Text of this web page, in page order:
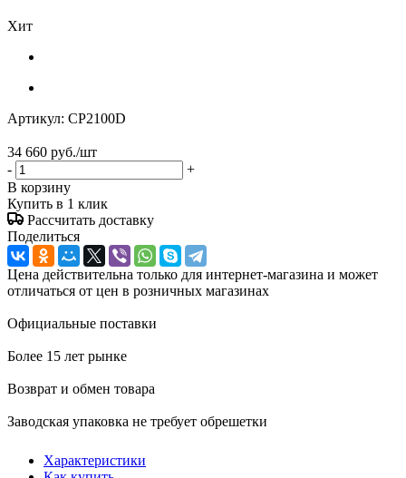
Хит
Артикул: CP2100D
34 660 руб./шт
-
+
В корзину
Купить в 1 клик
Рассчитать доставку
Поделиться
Цена действительна только для интернет-магазина и может
отличаться от цен в розничных магазинах
Официальные поставки
Более 15 лет рынке
Возврат и обмен товара
Заводская упаковка не требует обрешетки
Характеристики